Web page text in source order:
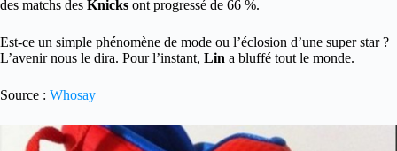
des matchs des Knicks ont progressé de 66 %.
Est-ce un simple phénomène de mode ou l’éclosion d’une super star ?
L’avenir nous le dira. Pour l’instant, Lin a bluffé tout le monde.
Source : Whosay